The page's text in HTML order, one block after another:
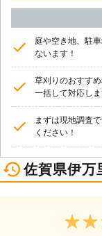
庭や空き地、駐
ないます！
草刈りのおすす
一括して対応しま
まずは現地調査
ください！
佐賀県伊万